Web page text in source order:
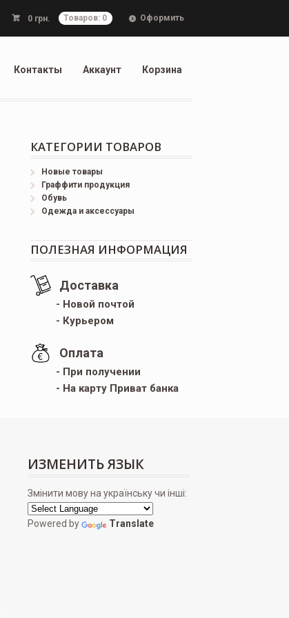
0 грн. Товаров: 0 Оформить
Контакты Аккаунт Корзина
КАТЕГОРИИ ТОВАРОВ
Новые товары
Граффити продукция
Обувь
Одежда и аксессуары
ПОЛЕЗНАЯ ИНФОРМАЦИЯ
Доставка
- Новой почтой
- Курьером
Оплата
- При получении
- На карту Приват банка
ИЗМЕНИТЬ ЯЗЫК
Змінити мову на українську чи інші:
Powered by Translate